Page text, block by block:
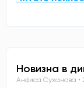
Новизна в
Анфиса Суханова